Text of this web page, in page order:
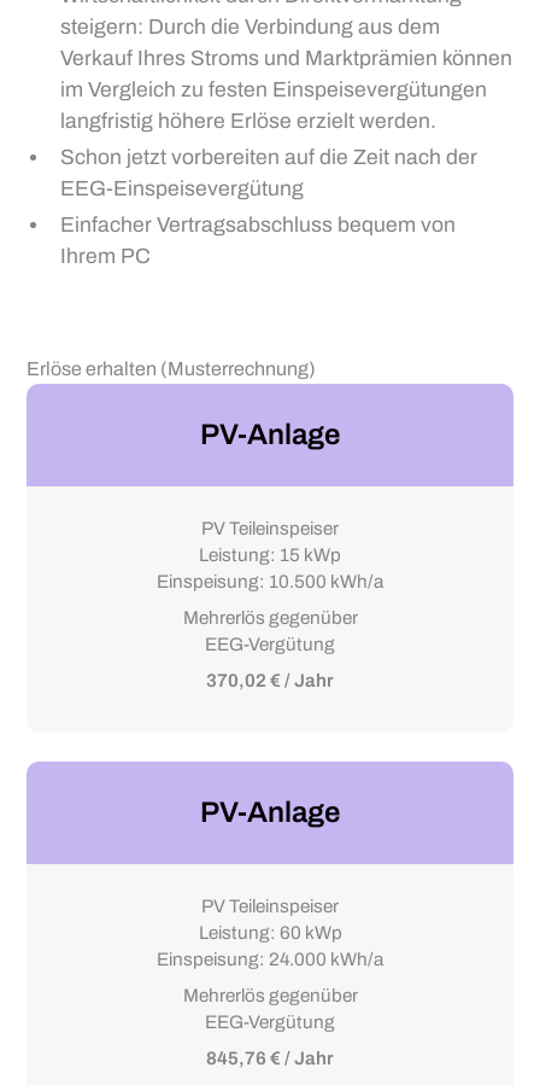
steigern: Durch die Verbindung aus dem
Verkauf Ihres Stroms und Marktprämien können
im Vergleich zu festen Einspeisevergütungen
langfristig höhere Erlöse erzielt werden.
Schon jetzt vorbereiten auf die Zeit nach der
EEG-Einspeisevergütung
Einfacher Vertragsabschluss bequem von
Ihrem PC
Erlöse erhalten (Musterrechnung)
PV-Anlage
PV Teileinspeiser
Leistung: 15 kWp
Einspeisung: 10.500 kWh/a
Mehrerlös gegenüber
EEG-Vergütung
370,02 € / Jahr
PV-Anlage
PV Teileinspeiser
Leistung: 60 kWp
Einspeisung: 24.000 kWh/a
Mehrerlös gegenüber
EEG-Vergütung
845,76 € / Jahr